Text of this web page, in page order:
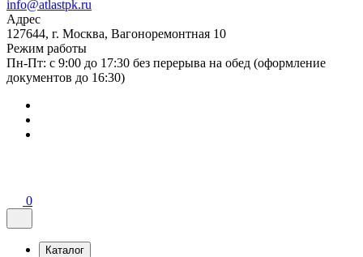
info@atlastpk.ru
Адрес
127644, г. Москва, Вагоноремонтная 10
Режим работы
Пн-Пт: с 9:00 до 17:30 без перерыва на обед (оформление
документов до 16:30)
0
Каталог